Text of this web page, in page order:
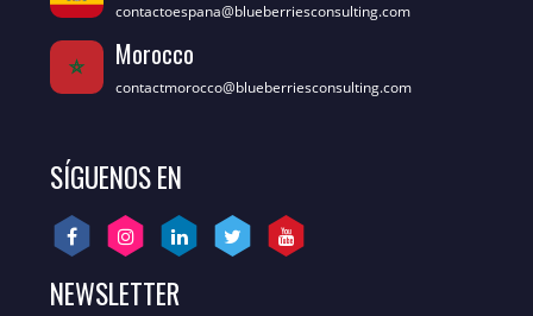
contactoespana@blueberriesconsulting.com
Morocco
contactmorocco@blueberriesconsulting.com
SÍGUENOS EN
NEWSLETTER